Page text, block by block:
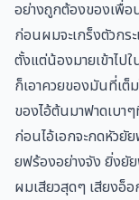
อย่างถูกต้องของเพื่
ก่อนผมจะเกร็งตัวกร
ตั้งแต่น้องมายเข้าไป
ก็เอาควยของมันที่เต็
ของไอ้ต้นมาฟาดเบา
ก่อนไอ้เอกจะกดหัวยั
ยฟร้องอย่างจัง ยิ่งยั
ผมเสียวสุดๆ เสียงอ็